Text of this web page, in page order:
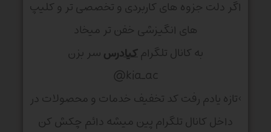
اگر دلت جزوه های کاربردی و تخصصی تر و کلیپ
های انگیزشی خفن تر میخاد
به کانال تلگرامکیادرسسر بزن
kia_ac@
>تازه یادم رفت کد تخفیف خدمات و محصولات در
داخل کانال تلگرام پین میشه دائم چکش کن